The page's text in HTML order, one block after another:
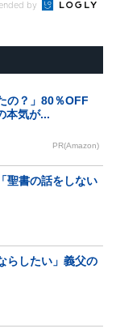
by
の？」80％OFF
本気が...
PR(Amazon)
聖書の話をしない
らしたい」義父の